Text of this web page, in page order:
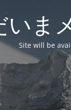
いま
Site will be